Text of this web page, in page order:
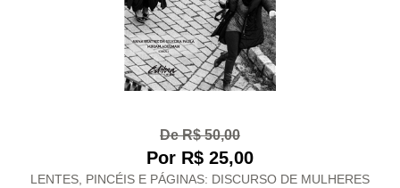
De R$ 50,00
Por R$ 25,00
LENTES, PINCÉIS E PÁGINAS: DISCURSO DE MULHERES